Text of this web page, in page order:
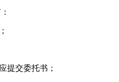
交委托书；